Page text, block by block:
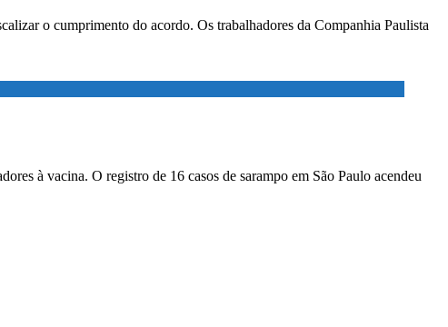
o cumprimento do acordo. Os trabalhadores da Companhia Paulista
à vacina. O registro de 16 casos de sarampo em São Paulo acendeu